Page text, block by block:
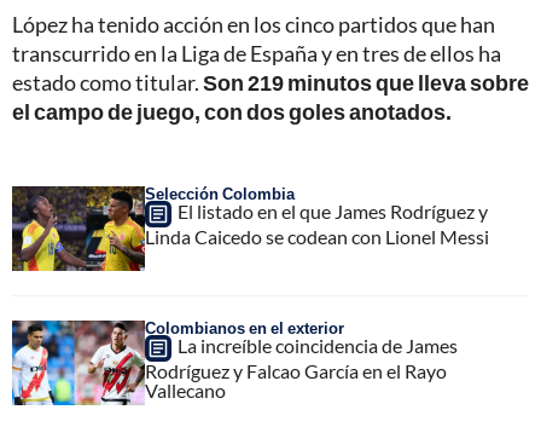
López ha tenido acción en los cinco partidos que han
transcurrido en la Liga de España y en tres de ellos ha
estado como titular.Son 219 minutos que lleva sobre
el campo de juego, con dos goles anotados.
Selección Colombia
El listado en el que James Rodríguez y
Linda Caicedo se codean con Lionel Messi
Colombianos en el exterior
La increíble coincidencia de James
Rodríguez y Falcao García en el Rayo
Vallecano